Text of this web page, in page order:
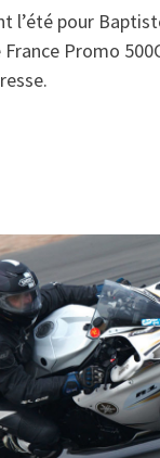
l’été pour
Promo